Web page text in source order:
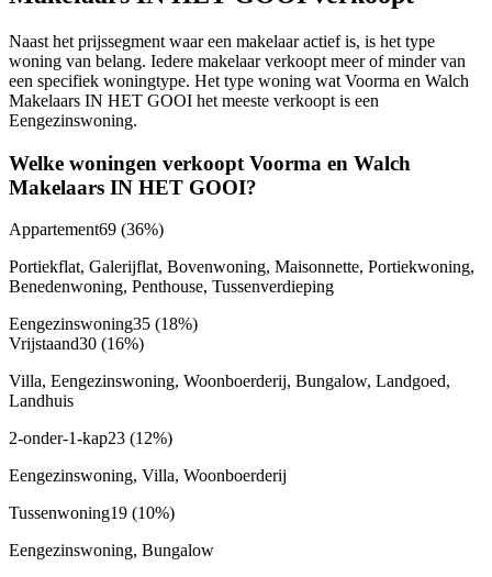
Naast het prijssegment waar een makelaar actief is, is het type
woning van belang. Iedere makelaar verkoopt meer of minder van
een specifiek woningtype. Het type woning wat Voorma en Walch
Makelaars IN HET GOOI het meeste verkoopt is een
Eengezinswoning.
Welke woningen verkoopt Voorma en Walch
Makelaars IN HET GOOI?
Appartement69 (36%)
Portiekflat, Galerijflat, Bovenwoning, Maisonnette, Portiekwoning,
Benedenwoning, Penthouse, Tussenverdieping
Eengezinswoning35 (18%)
Vrijstaand30 (16%)
Villa, Eengezinswoning, Woonboerderij, Bungalow, Landgoed,
Landhuis
2-onder-1-kap23 (12%)
Eengezinswoning, Villa, Woonboerderij
Tussenwoning19 (10%)
Eengezinswoning, Bungalow